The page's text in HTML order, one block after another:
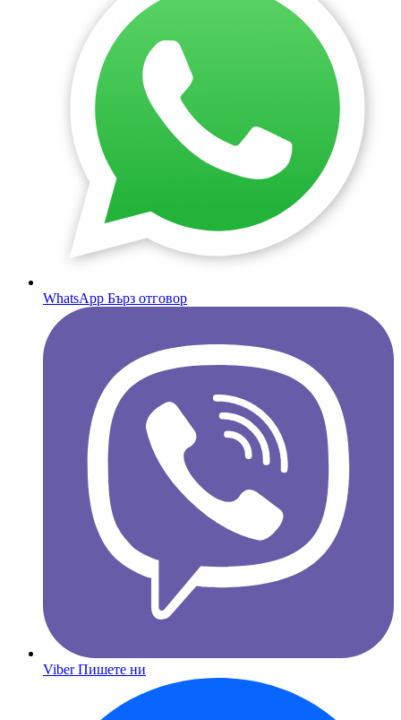
WhatsApp Бърз отговор
Viber Пишете ни